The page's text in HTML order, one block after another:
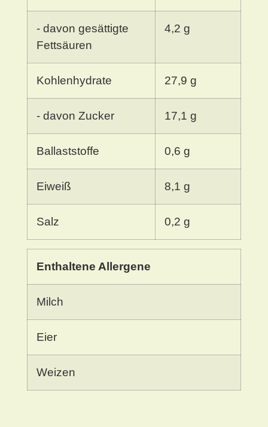
- davon gesättigte
Fettsäuren
4,2 g
Kohlenhydrate 27,9 g
- davon Zucker 17,1 g
Ballaststoffe 0,6 g
Eiweiß 8,1 g
Salz 0,2 g
Enthaltene Allergene
Milch
Eier
Weizen